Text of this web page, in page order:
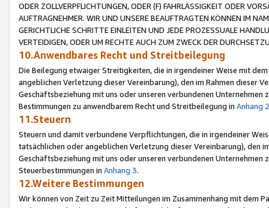
ODER ZOLLVERPFLICHTUNGEN, ODER (F) FAHRLÄSSIGKEIT ODER
AUFTRAGNEHMER. WIR UND UNSERE BEAUFTRAGTEN KÖNNEN IM
GERICHTLICHE SCHRITTE EINLEITEN UND JEDE PROZESSUALE
VERTEIDIGEN, ODER UM RECHTE AUCH ZUM ZWECK DER
10.Anwendbares Recht und Streitbeilegung
Die Beilegung etwaiger Streitigkeiten, die in irgendeiner Weise mit
angeblichen Verletzung dieser Vereinbarung), den im Rahmen dieser
Geschäftsbeziehung mit uns oder unseren verbundenen
Bestimmungen zu anwendbarem Recht und Streitbeilegung in Anhang 2
11.Steuern
Steuern und damit verbundene Verpflichtungen, die in irgendeiner
tatsächlichen oder angeblichen Verletzung dieser Vereinbarung), den
Geschäftsbeziehung mit uns oder unseren verbundenen
Steuerbestimmungen in Anhang 3.
12.Weitere Bestimmungen
Wir können von Zeit zu Zeit Mitteilungen im Zusammenhang mit dem